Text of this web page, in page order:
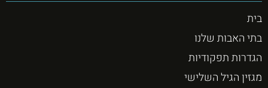
בית
בתי האבות שלנו
הגדרות תפקודיות
מגזין הגיל השלישי